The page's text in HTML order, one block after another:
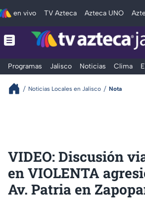
en vivo TV Azteca Azteca UNO
Programas Jalisco Noticias Clima
Noticias Locales en Jalisco Nota
VIDEO: Discusión
en VIOLENTA
Av. Patria en